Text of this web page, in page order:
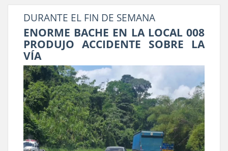
DURANTE EL FIN DE SEMANA
ENORME BACHE EN LA LOCAL 008
PRODUJO ACCIDENTE SOBRE LA
VÍA